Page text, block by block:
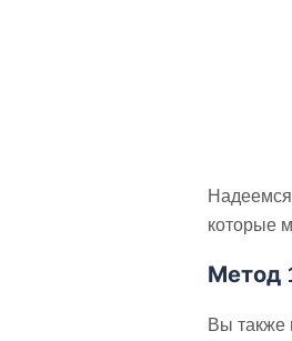
которые
Метод
Вы также